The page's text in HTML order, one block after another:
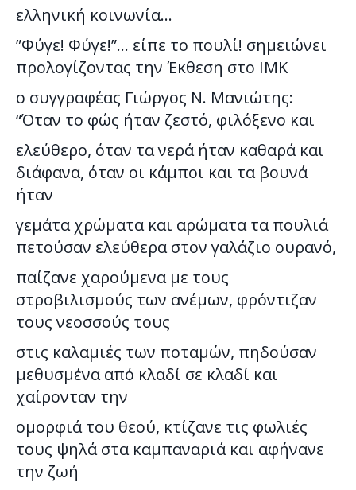
ελληνική κοινωνία…
”Φύγε! Φύγε!”… είπε το πουλί! σημειώνει
προλογίζοντας την Έκθεση στο ΙΜΚ
ο συγγραφέας Γιώργος Ν. Μανιώτης:
“Όταν το φώς ήταν ζεστό, φιλόξενο και
ελεύθερο, όταν τα νερά ήταν καθαρά και
διάφανα, όταν οι κάμποι και τα βουνά
ήταν
γεμάτα χρώματα και αρώματα τα πουλιά
πετούσαν ελεύθερα στον γαλάζιο ουρανό,
παίζανε χαρούμενα με τους
στροβιλισμούς των ανέμων, φρόντιζαν
τους νεοσσούς τους
στις καλαμιές των ποταμών, πηδούσαν
μεθυσμένα από κλαδί σε κλαδί και
χαίρονταν την
ομορφιά του θεού, κτίζανε τις φωλιές
τους ψηλά στα καμπαναριά και αφήνανε
την ζωή